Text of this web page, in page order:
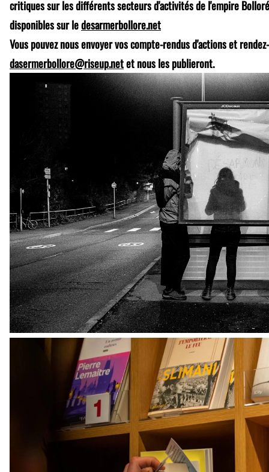
critiques sur les différents secteurs d'activités de l'empire
disponibles sur ledesarmerbollore.net
Vous pouvez nous envoyer vos compte-rendus d'actions et
dasermerbollore@riseup.netet nous les publieront.